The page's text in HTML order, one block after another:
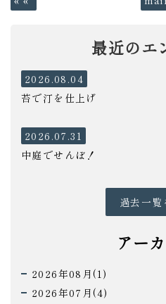
最近のエ
2026.08.04
苔で汀を仕上げ
2026.07.31
中庭でせんぼ！
過去一覧
アー
2026年08月(1)
2026年07月(4)